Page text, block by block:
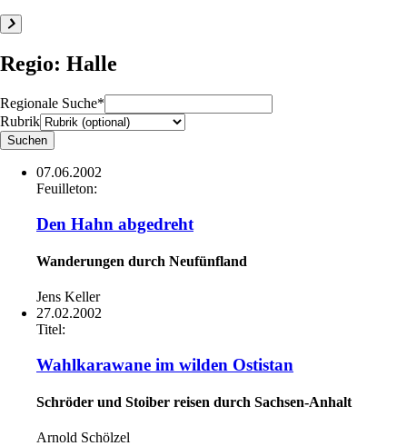
Regio: Halle
Regionale Suche*
Rubrik
07.06.2002
Feuilleton:
Den Hahn abgedreht
Wanderungen durch Neufünfland
Jens Keller
27.02.2002
Titel:
Wahlkarawane im wilden Ostistan
Schröder und Stoiber reisen durch Sachsen-Anhalt
Arnold Schölzel